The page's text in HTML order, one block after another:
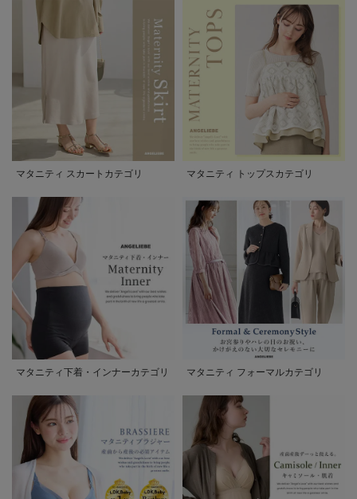
マタニティ スカートカテゴリ マタニティ トップスカテゴリ
マタニティ下着・インナーカテゴリ マタニティ フォーマルカテゴリ